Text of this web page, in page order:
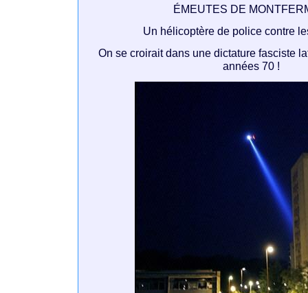
ÉMEUTES DE
Un hélicoptère de police contre
On se croirait dans une dictature fasciste
années 70 !